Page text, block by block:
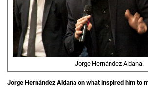
Jorge Hernández Aldana.
Jorge Hernández Aldana on what inspired him to